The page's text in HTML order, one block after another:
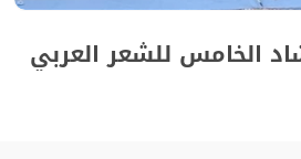
الخامس للشعر العربي